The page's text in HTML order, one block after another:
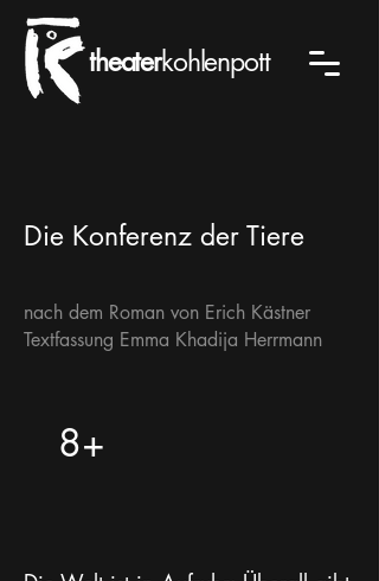
theaterkohlenpott
Die Konferenz der Tiere
nach dem Roman von Erich Kästner
Textfassung Emma Khadija Herrmann
8+